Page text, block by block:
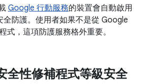
Google 行動服務的裝置會自動啟用
全防護。使用者如果不是從 Google
式，這項防護服務格外重要。
全性修補程式等級安全